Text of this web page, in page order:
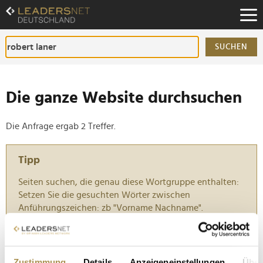
Zum
Inhalt
Zur
Fußzeilen-
Navigation
SUCHEN
Die ganze Website durchsuchen
Die Anfrage ergab 2 Treffer.
Tipp
Seiten suchen, die genau diese Wortgruppe enthalten:
Setzen Sie die gesuchten Wörter zwischen
Anführungszeichen: zb "Vorname Nachname".
Von Alba bis Zverev: Stars stürmen Stanglwirt